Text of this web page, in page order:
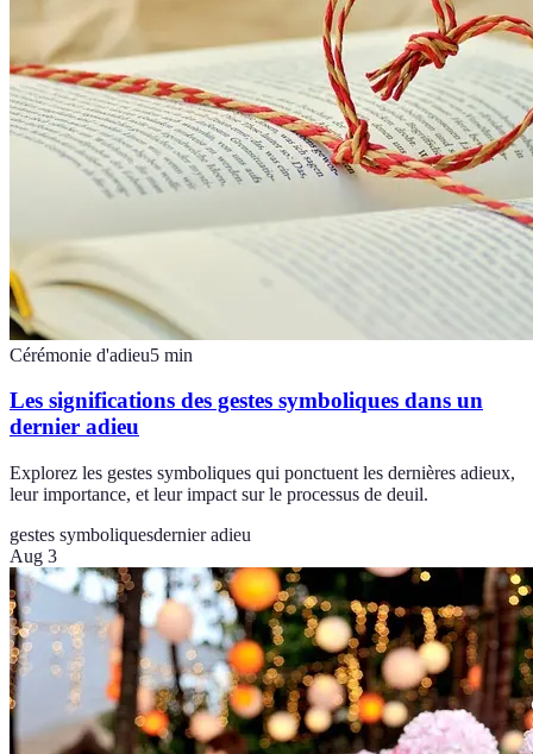
Cérémonie d'adieu5 min
Les significations des gestes symboliques dans un
dernier adieu
Explorez les gestes symboliques qui ponctuent les dernières adieux,
leur importance, et leur impact sur le processus de deuil.
gestes symboliquesdernier adieu
Aug 3